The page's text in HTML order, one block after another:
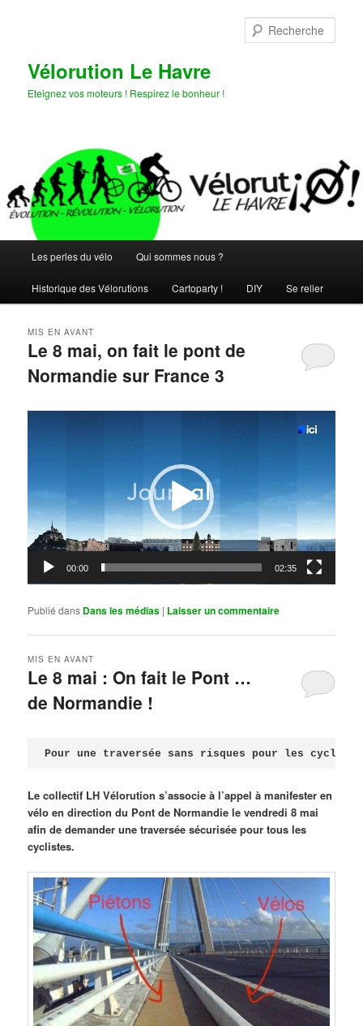
Vélorution Le Havre
Eteignez vos moteurs ! Respirez le bonheur !
principal
Les perles du vélo Qui sommes nous ?
Historique des Vélorutions Cartoparty ! DIY Se relier
Le 8 mai, on fait le pont de
Normandie sur France 3
MIS EN AVANT
00:00 02:35
Publié dans Dans les médias | Laisser un commentaire
Le 8 mai : On fait le Pont …
de Normandie !
MIS EN AVANT
Pour une traversée sans risques pour les
Le collectif LH Vélorution s’associe à l’appel à manifester en
vélo en direction du Pont de Normandie le vendredi 8 mai
afin de demander une traversée sécurisée pour tous les
cyclistes.